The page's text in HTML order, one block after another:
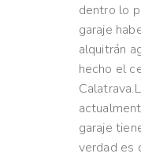
dentro lo
garaje
alquitrán
hecho el
garaje
verdad es